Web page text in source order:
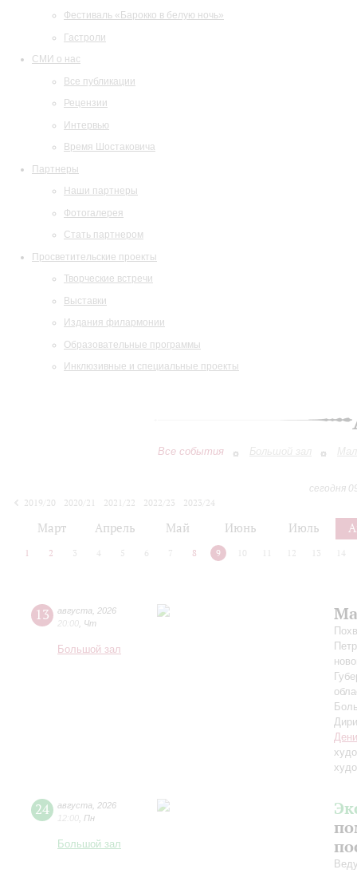
Фестиваль «Барокко в белую ночь»
Гастроли
СМИ о нас
Все публикации
Рецензии
Интервью
Время Шостаковича
Партнеры
Наши партнеры
Фотогалерея
Стать партнером
Просветительские проекты
Творческие встречи
Выставки
Издания филармонии
Образовательные программы
Инклюзивные и специальные проекты
Все события Большой зал
сегодня
2019/20
2020/21 2021/22 2022/23
2023/24
Март Апрель Май Июнь Июль
1 2 3 4 5 6 7 8 9 10 12 13 14
13 августа
2026
20:00 Чт
Большой зал
24 августа
2026
12:00 Пн
Большой зал